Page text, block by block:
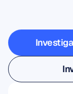
sale